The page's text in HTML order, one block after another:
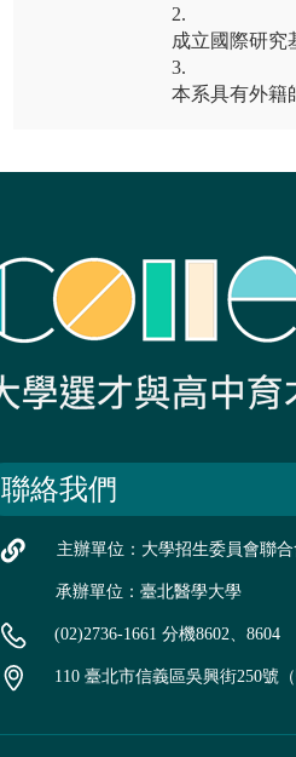
2.
成立國際研究
3.
本系具有外籍
聯絡我們
主辦單位：大學招生委員會聯合
承辦單位：臺北醫學大學
(02)2736-1661 分機8602、8604
110 臺北市信義區吳興街250號